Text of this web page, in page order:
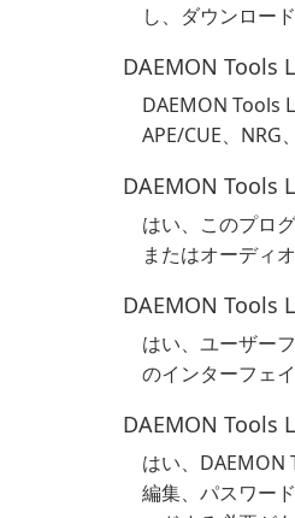
し、ダウンロー
DAEMON Tools
DAEMON Tools
APE/CUE、NRG
DAEMON Tools
はい、このプロ
またはオーディ
DAEMON Tools
はい、ユーザー
のインターフェ
DAEMON Tools
はい、DAEMON
編集、パスワー